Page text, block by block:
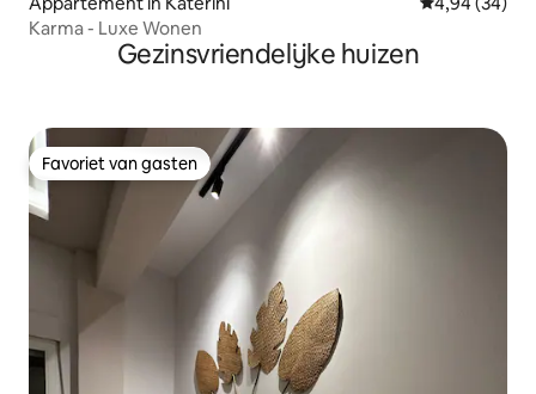
Karma - Luxe Wonen
Gezinsvriendelijke huizen
Favoriet van gasten
Favoriet van gasten